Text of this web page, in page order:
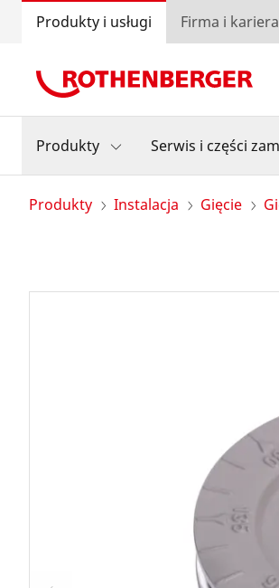
Produkty i usługi Firma i kariera
Produkty Serwis i części
Produkty Instalacja Gięcie